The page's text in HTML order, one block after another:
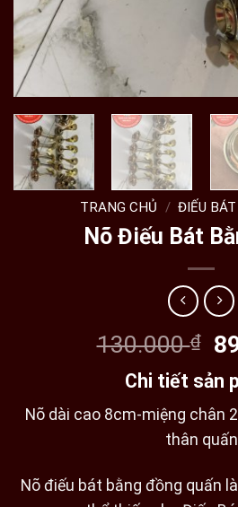
TRANG CHỦ / ĐIẾU
Nõ Điếu Bát
130.000₫
là:
Chi tiết sản
Nõ dài cao 8cm-miệng chân
thân quấn
Nõ điếu bát bằng đồng quấn